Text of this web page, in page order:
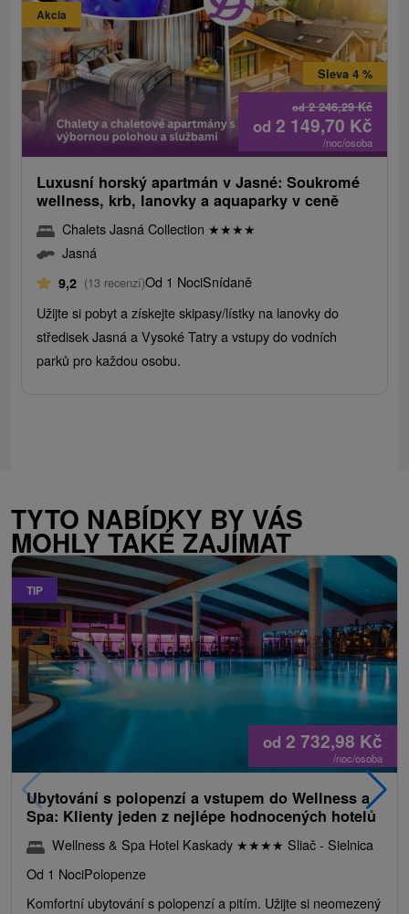
Akcia
od2 246,29Kč
Sleva 4 %
od 2 149,70 Kč
/noc/osoba
Luxusní horský apartmán v Jasné: Soukromé
wellness, krb, lanovky a aquaparky v ceně
Chalets Jasná Collection ★★★★
Jasná
9,2 (13 recenzí)Od 1 NociSnídaně
Užijte si pobyt a získejte skipasy/lístky na lanovky do
středisek Jasná a Vysoké Tatry a vstupy do vodních
parků pro každou osobu.
TYTO NABÍDKY BY VÁS
MOHLY TAKÉ ZAJÍMAT
TIP
od 2 732,98 Kč
/noc/osoba
Ubytování s polopenzí a vstupem do Wellness a
Spa: Klienty jeden z nejlépe hodnocených hotelů
Wellness & Spa Hotel Kaskady ★★★★ Sliač - Sielnica
Od 1 NociPolopenze
Komfortní ubytování s polopenzí a pitím. Užijte si neomezený